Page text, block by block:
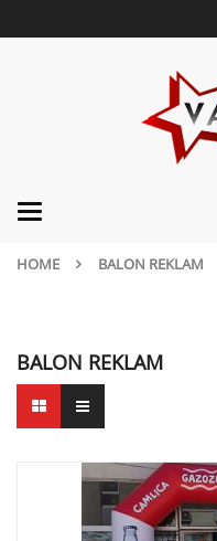
Categories
HOME BALON REKLAM
BALON REKLAM